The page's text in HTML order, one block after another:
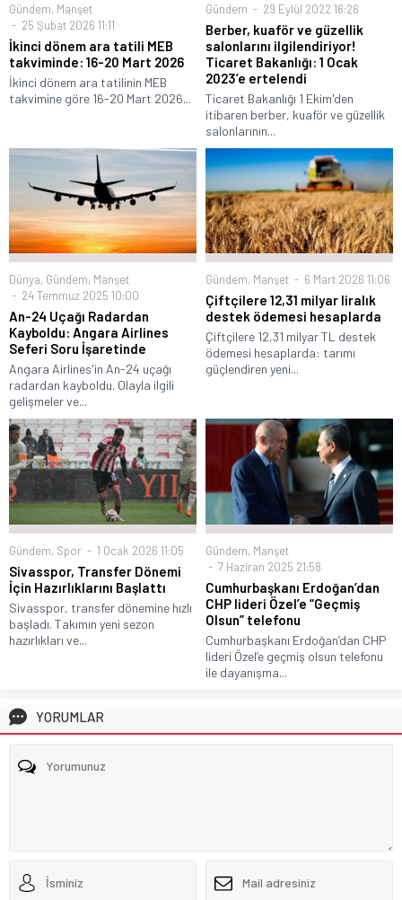
Gündem, Manşet
25 Şubat 2026 11:11
İkinci dönem ara tatili MEB
takviminde: 16-20 Mart 2026
İkinci dönem ara tatilinin MEB
takvimine göre 16-20 Mart 2026...
Gündem 29 Eylül 2022 16:26
Berber, kuaför ve güzellik
salonlarını ilgilendiriyor!
Ticaret Bakanlığı: 1 Ocak
2023’e ertelendi
Ticaret Bakanlığı 1 Ekim'den
itibaren berber, kuaför ve güzellik
salonlarının...
Dünya, Gündem, Manşet
24 Temmuz 2025 10:00
An-24 Uçağı Radardan
Kayboldu: Angara Airlines
Seferi Soru İşaretinde
Angara Airlines'in An-24 uçağı
radardan kayboldu. Olayla ilgili
gelişmeler ve...
Gündem, Manşet 6 Mart 2026 11:06
Çiftçilere 12,31 milyar liralık
destek ödemesi hesaplarda
Çiftçilere 12,31 milyar TL destek
ödemesi hesaplarda: tarımı
güçlendiren yeni...
Gündem, Spor 1 Ocak 2026 11:05
Sivasspor, Transfer Dönemi
İçin Hazırlıklarını Başlattı
Sivasspor, transfer dönemine hızlı
başladı. Takımın yeni sezon
hazırlıkları ve...
Gündem, Manşet
7 Haziran 2025 21:58
Cumhurbaşkanı Erdoğan’dan
CHP lideri Özel’e “Geçmiş
Olsun” telefonu
Cumhurbaşkanı Erdoğan’dan CHP
lideri Özel’e geçmiş olsun telefonu
ile dayanışma...
YORUMLAR